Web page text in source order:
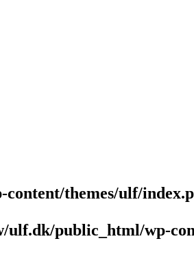
themes/ulf/
ulf.dk/public_html/wp-